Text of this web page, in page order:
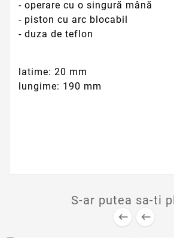
- operare cu o singură mână
- piston cu arc blocabil
- duza de teflon
latime: 20 mm
lungime: 190 mm
S-ar putea sa-ti
 